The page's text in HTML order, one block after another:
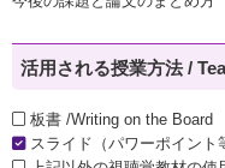
活用される授業方法 /
板書 /Writing on the Board
スライド（パワーポイント